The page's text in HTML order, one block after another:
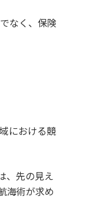
なく、保険
における競
、先の見え
海術が求め